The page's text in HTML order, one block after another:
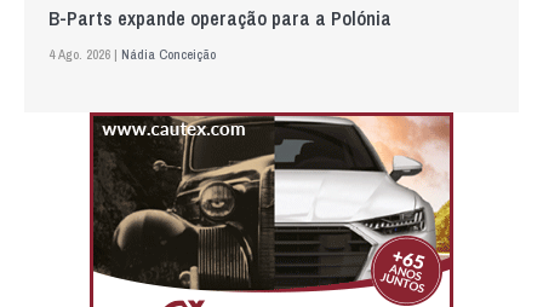
B-Parts expande operação para a Polónia
4 Ago. 2026 | Nádia Conceição